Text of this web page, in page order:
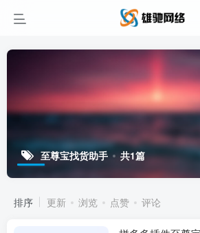
至尊宝找货助手 共1篇
排序 更新 浏览 点赞 评论